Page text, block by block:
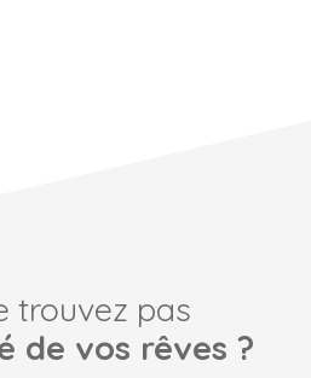
trouvez pas
de vos rêves ?